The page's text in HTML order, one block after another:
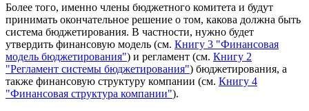
Более того, именно члены бюджетного комитета и будут
принимать окончательное решение о том, какова должна быть
система бюджетирования. В частности, нужно будет
утвердить финансовую модель (см. Книгу 3 "Финансовая
модель бюджетирования") и регламент (см. Книгу 2
"Регламент системы бюджетирования") бюджетирования, а
также финансовую структуру компании (см. Книгу 4
"Финансовая структура компании").